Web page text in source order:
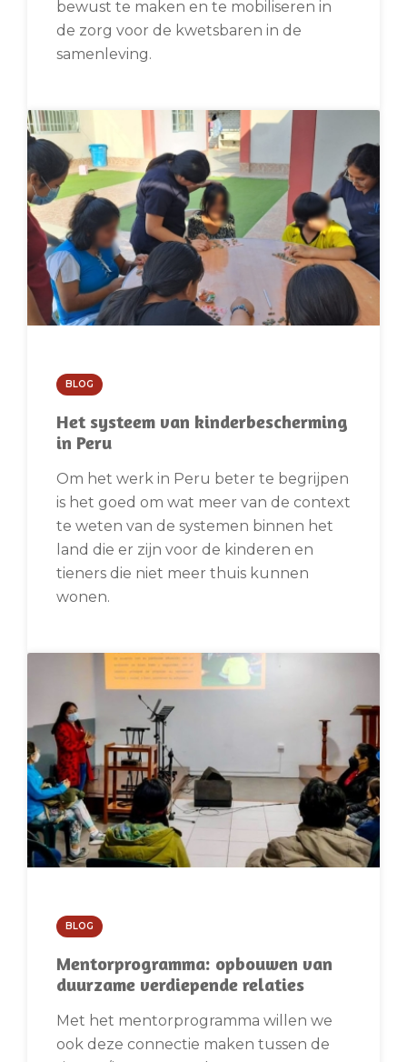
bewust te maken en te mobiliseren in
de zorg voor de kwetsbaren in de
samenleving.
BLOG
Het systeem van kinderbescherming
in Peru
Om het werk in Peru beter te begrijpen
is het goed om wat meer van de context
te weten van de systemen binnen het
land die er zijn voor de kinderen en
tieners die niet meer thuis kunnen
wonen.
BLOG
Mentorprogramma: opbouwen van
duurzame verdiepende relaties
Met het mentorprogramma willen we
ook deze connectie maken tussen de